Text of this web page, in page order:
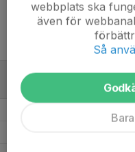
ALLA SERIER ALLA ÅR
webbplats ska
även för
Så